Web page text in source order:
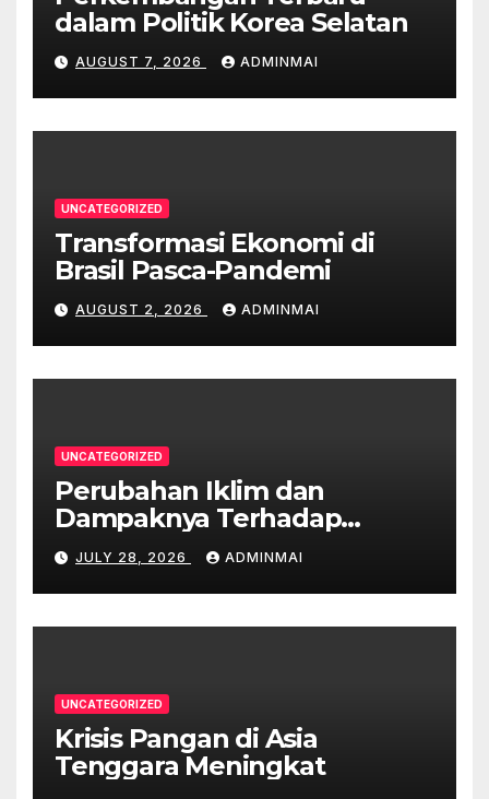
dalam Politik Korea Selatan
AUGUST 7, 2026 ADMINMAI
UNCATEGORIZED
Transformasi Ekonomi di
Brasil Pasca-Pandemi
AUGUST 2, 2026 ADMINMAI
UNCATEGORIZED
Perubahan Iklim dan
Dampaknya Terhadap
Ekonomi Australia
JULY 28, 2026 ADMINMAI
UNCATEGORIZED
Krisis Pangan di Asia
Tenggara Meningkat